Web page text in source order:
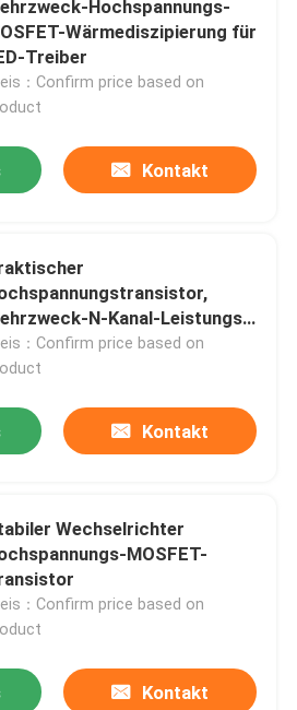
Hochspannungs-
Wärmediszipierung für
Treiber
：Confirm price based on
Kontakt
N-Kanal-Leistungs-
：Confirm price based on
Kontakt
Wechselrichter
MOSFET-
：Confirm price based on
Kontakt